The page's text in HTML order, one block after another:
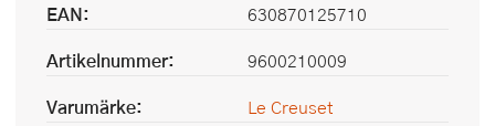
EAN:
630870125710
Artikelnummer:
9600210009
Varumärke:
Le Creuset